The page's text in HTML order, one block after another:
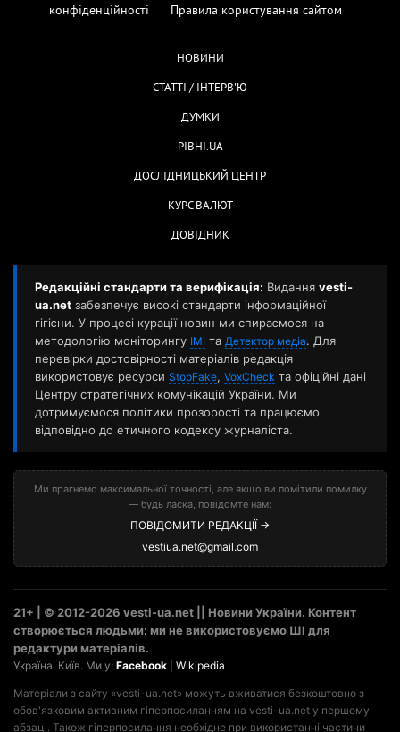
конфіденційності
Правила користування сайтом
НОВИНИ
СТАТТІ / ІНТЕРВ'Ю
ДУМКИ
РІВНІ.UA
ДОСЛІДНИЦЬКИЙ ЦЕНТР
КУРС ВАЛЮТ
ДОВІДНИК
Редакційні стандарти та верифікація: Видання vesti-
ua.net забезпечує високі стандарти інформаційної
гігієни. У процесі курації новин ми спираємося на
методологію моніторингу ІМІ та Детектор медіа. Для
перевірки достовірності матеріалів редакція
використовує ресурси StopFake, VoxCheck та офіційні дані
Центру стратегічних комунікацій України. Ми
дотримуємося політики прозорості та працюємо
відповідно до етичного кодексу журналіста.
Ми прагнемо максимальної точності, але якщо ви помітили помилку
— будь ласка, повідомте нам:
ПОВІДОМИТИ РЕДАКЦІЇ →
vestiua.net@gmail.com
21+ | © 2012-2026 vesti-ua.net || Новини України. Контент
створюється людьми: ми не використовуємо ШІ для
редактури матеріалів.
Україна. Київ. Ми у: Facebook Wikipedia
Матеріали з сайту «vesti-ua.net» можуть вживатися безкоштовно з
обов'язковим активним гіперпосиланням на vesti-ua.net у першому
абзаці. Також гіперпосилання необхідне при використанні частини